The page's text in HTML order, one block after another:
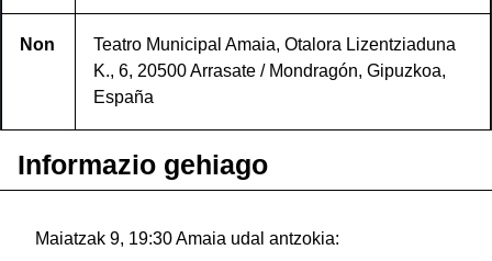
Non
Teatro Municipal Amaia, Otalora Lizentziaduna
K., 6, 20500 Arrasate / Mondragón, Gipuzkoa,
España
Informazio gehiago
Maiatzak 9, 19:30 Amaia udal antzokia: